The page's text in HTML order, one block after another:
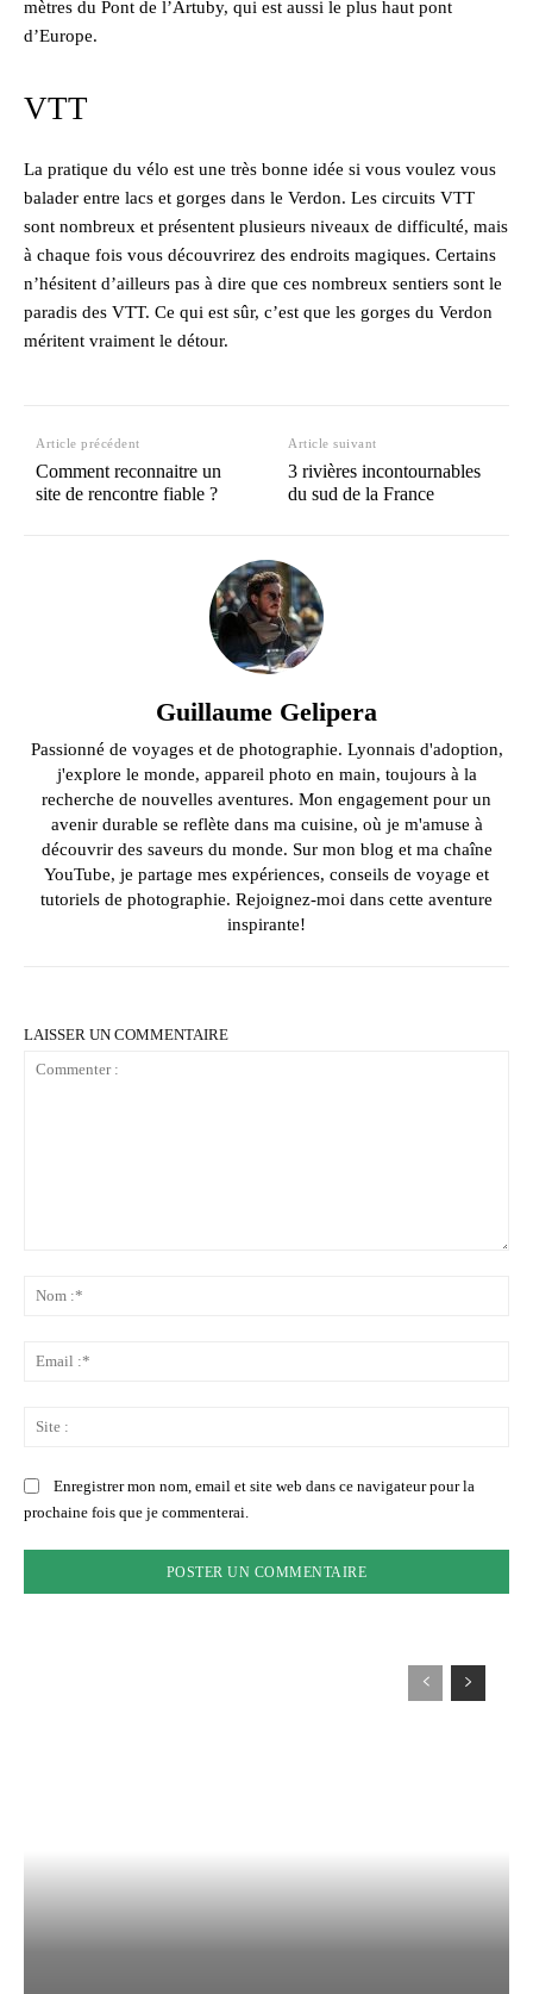
mètres du Pont de l’Artuby, qui est aussi le plus haut pont
d’Europe.
VTT
La pratique du vélo est une très bonne idée si vous voulez vous
balader entre lacs et gorges dans le Verdon. Les circuits VTT
sont nombreux et présentent plusieurs niveaux de difficulté, mais
à chaque fois vous découvrirez des endroits magiques. Certains
n’hésitent d’ailleurs pas à dire que ces nombreux sentiers sont le
paradis des VTT. Ce qui est sûr, c’est que les gorges du Verdon
méritent vraiment le détour.
Article précédent
Comment reconnaitre un
site de rencontre fiable ?
Article suivant
3 rivières incontournables
du sud de la France
Guillaume Gelipera
Passionné de voyages et de photographie. Lyonnais d'adoption,
j'explore le monde, appareil photo en main, toujours à la
recherche de nouvelles aventures. Mon engagement pour un
avenir durable se reflète dans ma cuisine, où je m'amuse à
découvrir des saveurs du monde. Sur mon blog et ma chaîne
YouTube, je partage mes expériences, conseils de voyage et
tutoriels de photographie. Rejoignez-moi dans cette aventure
inspirante!
LAISSER UN COMMENTAIRE
Enregistrer mon nom, email et site web dans ce navigateur pour la
prochaine fois que je commenterai.